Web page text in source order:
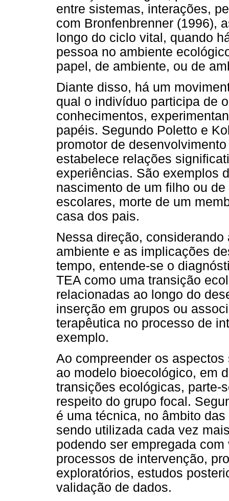
entre sistemas, interações,
com Bronfenbrenner (1996),
longo do ciclo vital, quando
pessoa no ambiente
papel, de ambiente, ou de
Diante disso, há um
qual o indivíduo participa de
conhecimentos,
papéis. Segundo Poletto e
promotor de
estabelece relações
experiências. São exemplos
nascimento de um filho ou
escolares, morte de um
casa dos pais.
Nessa direção,
ambiente e as implicações
tempo, entende-se o
TEA como uma transição
relacionadas ao longo do
inserção em grupos ou
terapêutica no processo de
exemplo.
Ao compreender os
ao modelo bioecológico, em
transições ecológicas, parte-
respeito do grupo focal.
é uma técnica, no âmbito
sendo utilizada cada vez
podendo ser empregada
processos de intervenção,
exploratórios, estudos
validação de dados.